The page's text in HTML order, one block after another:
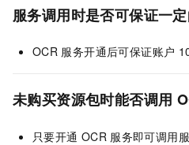
服务调用时是否可保证一
OCR 服务开通后可保证账户
未购买资源包时能否调用
只要开通 OCR 服务即可调用